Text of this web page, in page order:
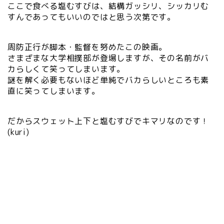
ここで食べる塩むすびは、結構ガッシリ、シッカリむ
すんであってもいいのではと思う次第です。
周防正行が脚本・監督を努めたこの映画。
さまざまな大学相撲部が登場しますが、その名前がバ
カらしくて笑ってしまいます。
謎を解く必要もないほど単純でバカらしいところも素
直に笑ってしまいます。
だからスウェット上下と塩むすびでキマリなのです！
(kuri)